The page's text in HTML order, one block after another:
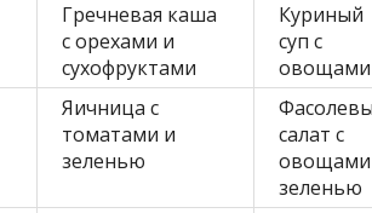
Гречневая каша
с орехами и
сухофруктами
Куриный
суп с
овощами
Яичница с
томатами и
зеленью
салат с
зеленью